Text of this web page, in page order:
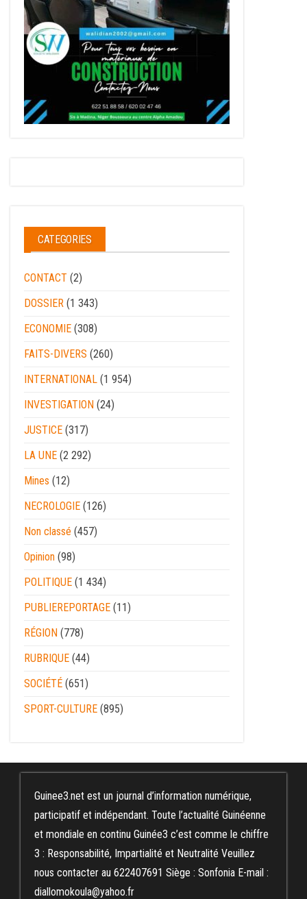
CATEGORIES
CONTACT (2)
DOSSIER (1 343)
ECONOMIE (308)
FAITS-DIVERS (260)
INTERNATIONAL (1 954)
INVESTIGATION (24)
JUSTICE (317)
LA UNE (2 292)
Mines (12)
NECROLOGIE (126)
Non classé (457)
Opinion (98)
POLITIQUE (1 434)
PUBLIEREPORTAGE (11)
RÉGION (778)
RUBRIQUE (44)
SOCIÉTÉ (651)
SPORT-CULTURE (895)
Guinee3.net est un journal d’information numérique,
participatif et indépendant. Toute l’actualité Guinéenne
et mondiale en continu Guinée3 c’est comme le chiffre
3 : Responsabilité, Impartialité et Neutralité Veuillez
nous contacter au 622407691 Siège : Sonfonia E-mail :
diallomokoula@yahoo.fr